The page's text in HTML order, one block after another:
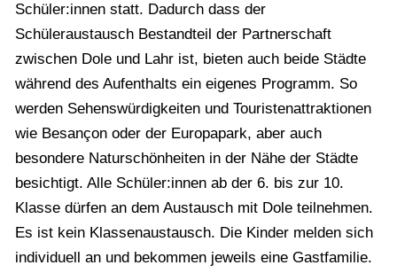
Schüler:innen statt. Dadurch dass der
Schüleraustausch Bestandteil der Partnerschaft
zwischen Dole und Lahr ist, bieten auch beide Städte
während des Aufenthalts ein eigenes Programm. So
werden Sehenswürdigkeiten und Touristenattraktionen
wie Besançon oder der Europapark, aber auch
besondere Naturschönheiten in der Nähe der Städte
besichtigt. Alle Schüler:innen ab der 6. bis zur 10.
Klasse dürfen an dem Austausch mit Dole teilnehmen.
Es ist kein Klassenaustausch. Die Kinder melden sich
individuell an und bekommen jeweils eine Gastfamilie.